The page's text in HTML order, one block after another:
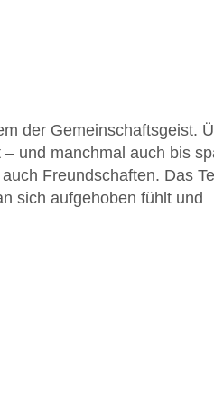
der Gemeinschaftsgeist.
und manchmal auch bis
Freundschaften. Das
sich aufgehoben fühlt und